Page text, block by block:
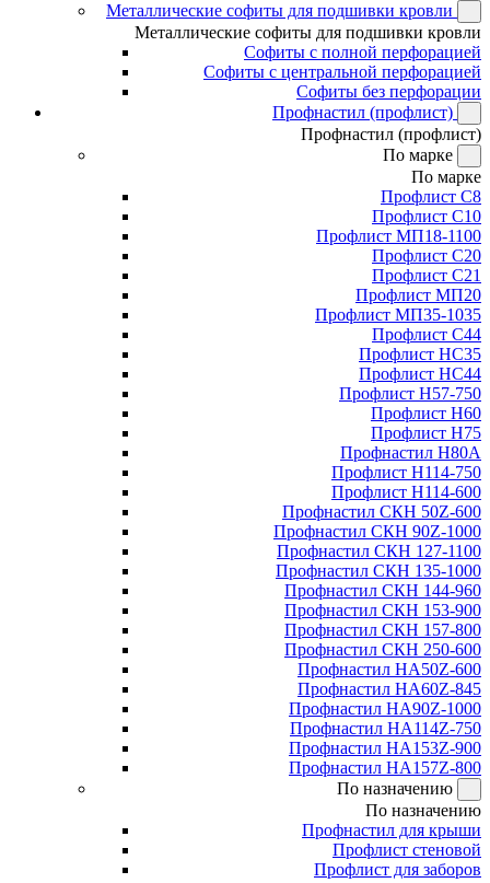
Металлические софиты для подшивки кровли
Металлические софиты для подшивки кровли
Софиты с полной перфорацией
Софиты с центральной перфорацией
Софиты без перфорации
Профнастил (профлист)
Профнастил (профлист)
По марке
По марке
Профлист С8
Профлист С10
Профлист МП18-1100
Профлист С20
Профлист С21
Профлист МП20
Профлист МП35-1035
Профлист С44
Профлист НС35
Профлист НС44
Профлист Н57-750
Профлист Н60
Профлист Н75
Профнастил Н80А
Профлист Н114-750
Профлист Н114-600
Профнастил СКН 50Z-600
Профнастил СКН 90Z-1000
Профнастил СКН 127-1100
Профнастил СКН 135-1000
Профнастил СКН 144-960
Профнастил СКН 153-900
Профнастил СКН 157-800
Профнастил СКН 250-600
Профнастил НА50Z-600
Профнастил НА60Z-845
Профнастил НА90Z-1000
Профнастил НА114Z-750
Профнастил НА153Z-900
Профнастил НА157Z-800
По назначению
По назначению
Профнастил для крыши
Профлист стеновой
Профлист для заборов